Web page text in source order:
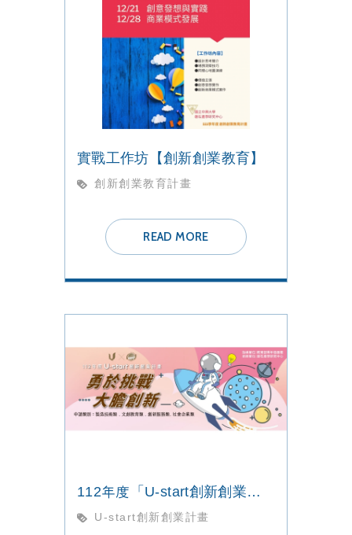
實戰工作坊【創新創業教育】
創新創業教育計畫
READ MORE
112年度「U-start創新創業計畫」校內徵件說明會
U-start創新創業計畫